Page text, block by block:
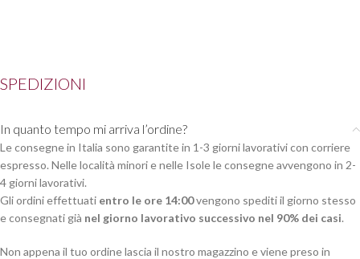
SPEDIZIONI
In quanto tempo mi arriva l’ordine?
Le consegne in Italia sono garantite in 1-3 giorni lavorativi con corriere
espresso. Nelle località minori e nelle Isole le consegne avvengono in 2-
4 giorni lavorativi.
Gli ordini effettuati entro le ore 14:00vengono spediti il giorno stesso
e consegnati già nel giorno lavorativo successivo nel 90% dei casi.
Non appena il tuo ordine lascia il nostro magazzino e viene preso in